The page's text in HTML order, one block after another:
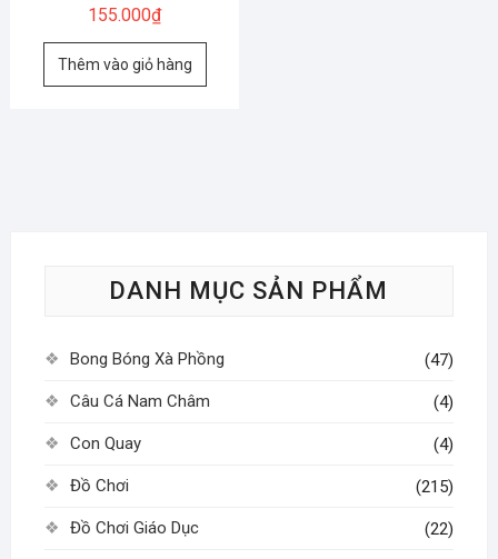
155.000₫
Thêm vào giỏ hàng
DANH MỤC SẢN PHẨM
Bong Bóng Xà Phồng (47)
Câu Cá Nam Châm (4)
Con Quay (4)
Đồ Chơi (215)
Đồ Chơi Giáo Dục (22)